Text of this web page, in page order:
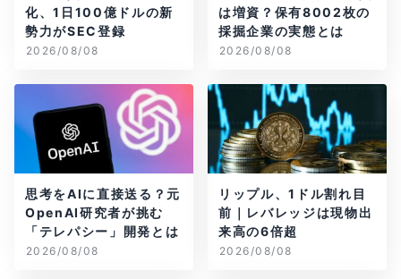
化、1日100億ドルの新
勢力がSEC登録
2026/08/08
は増資？保有8002枚の
採掘企業の実態とは
2026/08/08
思考をAIに直接送る？元
OpenAI研究者が挑む
「テレパシー」開発とは
2026/08/08
リップル、1ドル割れ目
前｜レバレッジは現物出
来高の6倍超
2026/08/08